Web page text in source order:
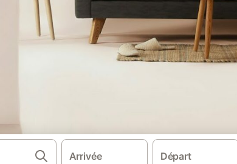
Arrivée Départ